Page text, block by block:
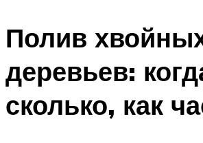
Полив
деревьев:
сколько, как